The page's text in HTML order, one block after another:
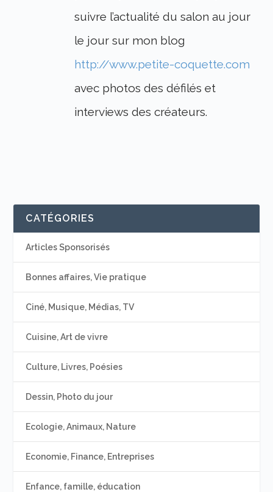
suivre l’actualité du salon au jour
le jour sur mon blog
http://www.petite-coquette.com
avec photos des défilés et
interviews des créateurs.
CATÉGORIES
Articles Sponsorisés
Bonnes affaires, Vie pratique
Ciné, Musique, Médias, TV
Cuisine, Art de vivre
Culture, Livres, Poésies
Dessin, Photo du jour
Ecologie, Animaux, Nature
Economie, Finance, Entreprises
Enfance, famille, éducation